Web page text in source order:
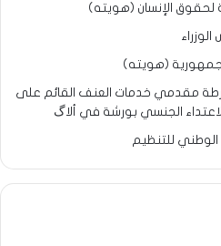
لحقوق الإنسان (هويته)
(هويته)
نتائح خارطة مقدمي خدمات العنف القائم على
الجنسي بورشة في ألاگ
الوطني للتنظيم